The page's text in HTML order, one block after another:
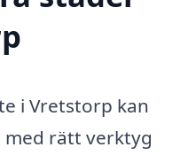
i Vretstorp kan
rätt verktyg